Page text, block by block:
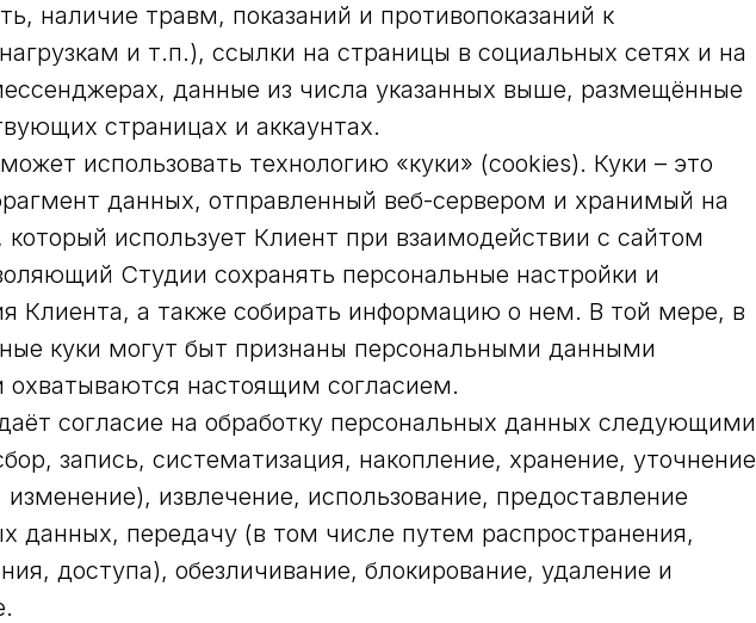
наличие травм, показаний и противопоказаний к
и т.п.), ссылки на страницы в социальных сетях и на
данные из числа указанных выше, размещённые
страницах и аккаунтах.
использовать технологию «куки» (cookies). Куки – это
данных, отправленный веб-сервером и хранимый на
использует Клиент при взаимодействии с сайтом
Студии сохранять персональные настройки и
Клиента, а также собирать информацию о нем. В той мере, в
куки могут быт признаны персональными данными
охватываются настоящим согласием.
согласие на обработку персональных данных следующими
запись, систематизация, накопление, хранение, уточнение
изменение), извлечение, использование, предоставление
данных, передачу (в том числе путем распространения,
доступа), обезличивание, блокирование, удаление и